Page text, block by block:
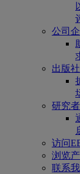
公司
出版社
研究
访问
浏览
联系